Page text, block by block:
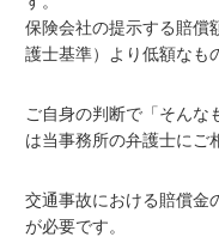
保険会社の提示する賠償
護士基準）より低額なも
ご自身の判断で「そんな
は当事務所の弁護士にご
交通事故における賠償金
が必要です。